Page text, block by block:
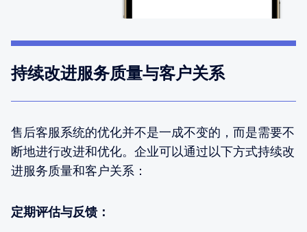
持续改进服务质量与客户关系
售后客服系统的优化并不是一成不变的，而是需要不
断地进行改进和优化。企业可以通过以下方式持续改
进服务质量和客户关系：
定期评估与反馈：